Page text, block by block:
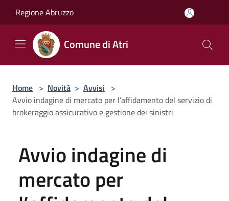
Regione Abruzzo
Comune di Atri
Home > Novità > Avvisi >
Avvio indagine di mercato per l’affidamento del servizio di
brokeraggio assicurativo e gestione dei sinistri
Avvio indagine di
mercato per